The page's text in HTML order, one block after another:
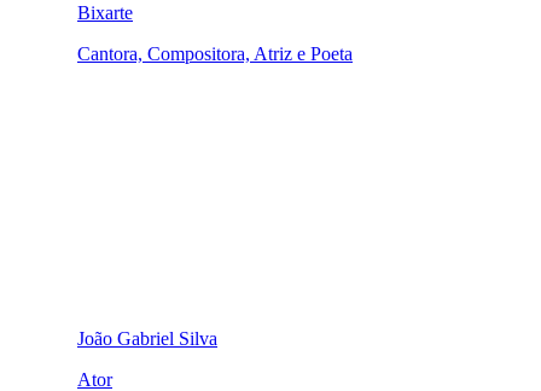
Bixarte
Cantora, Compositora, Atriz e Poeta
João Gabriel Silva
Ator